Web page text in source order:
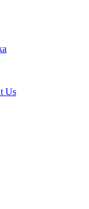
Us